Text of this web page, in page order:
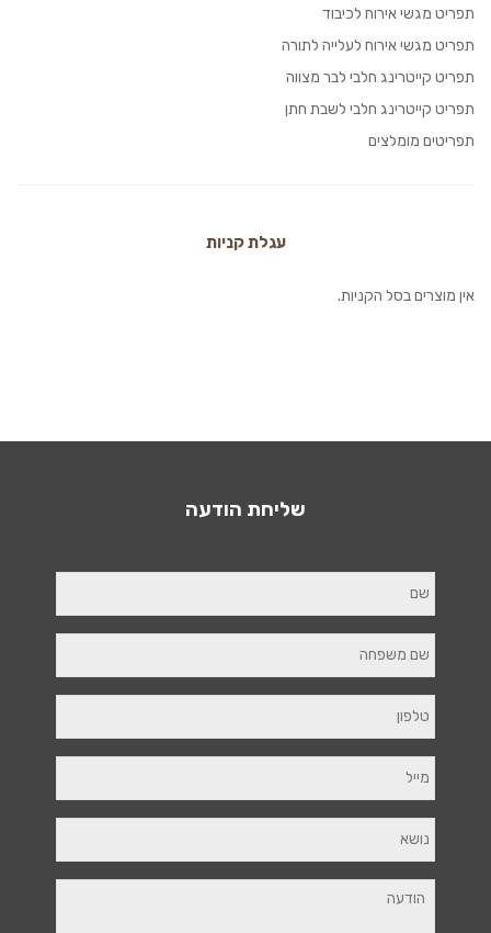
תפריט מגשי אירוח לכיבוד
תפריט מגשי אירוח לעלייה לתורה
תפריט קייטרינג חלבי לבר מצווה
תפריט קייטרינג חלבי לשבת חתן
תפריטים מומלצים
עגלת קניות
אין מוצרים בסל הקניות.
שליחת הודעה